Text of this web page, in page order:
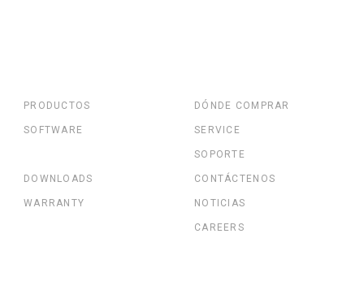
PRODUCTOS
SOFTWARE
DÓNDE COMPRAR
SERVICE
SOPORTE
DOWNLOADS
WARRANTY
CONTÁCTENOS
NOTICIAS
CAREERS